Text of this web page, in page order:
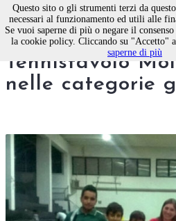
Successi
Tennistavolo
nelle categorie
Questo sito o gli strumenti terzi da
necessari al funzionamento ed utili alle
Se vuoi saperne di più o negare il
la cookie policy. Cliccando su "Accetto"
saperne di più